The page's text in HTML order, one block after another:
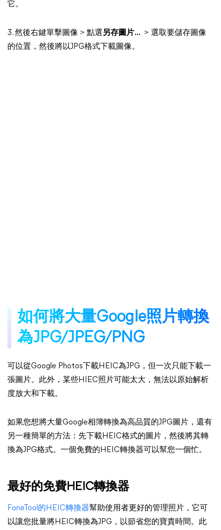
它。
3. 然後右鍵單擊圖像 > 點選另存圖片... > 選取要儲存圖像
的位置，然後將以JPG格式下載圖像。
如何將大量Google照片轉換
為JPG/JPEG/PNG
可以從Google Photos下載HEIC為JPG，但一次只能下載一
張圖片。此外，某些HIEC照片可能太大，無法以原始解析
度放大和下載。
如果您想將大量Google相簿轉換為高品質的JPG圖片，還有
另一種簡單的方法：先下載HEIC格式的圖片，然後將其轉
換為JPG格式。一個免費的HEIC轉換器可以幫您一個忙。
最好的免費HEIC轉換器
FoneTool的HEIC轉換器幫助使用者更好的管理照片，它可
以讓您批量將HEIC轉換為JPG，以節省您的寶貴時間。此